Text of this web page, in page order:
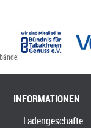
INFORMATIONEN
Ladengeschäfte